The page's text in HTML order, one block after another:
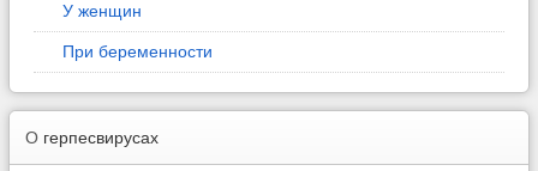
У женщин
При беременности
О герпесвирусах